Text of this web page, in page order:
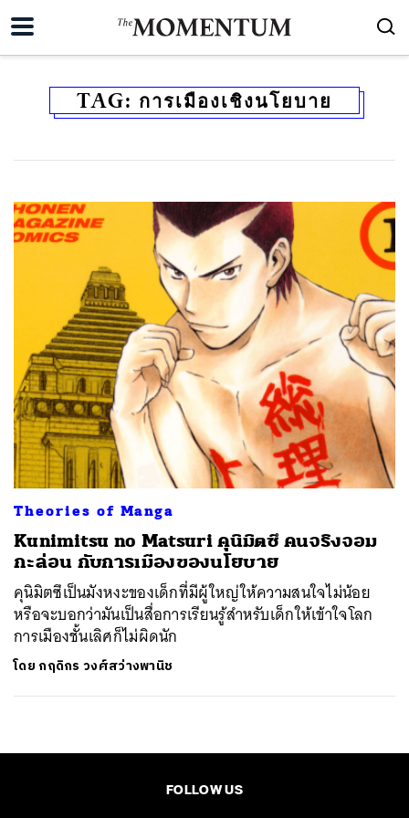
TAG: การเมืองเชิงนโยบาย
Theories of Manga
Kunimitsu no Matsuri คุนิมิตซึ คนจริงจอม
กะล่อน กับการเมืองของนโยบาย
คุนิมิตซึเป็นมังหงะของเด็กที่มีผู้ใหญ่ให้ความสนใจไม่น้อย
หรือจะบอกว่ามันเป็นสื่อการเรียนรู้สำหรับเด็กให้เข้าใจโลก
การเมืองชั้นเลิศก็ไม่ผิดนัก
โดย กฤดิกร วงศ์สว่างพานิช
FOLLOW US
ค้นหา
SHARE TWEET LINE EMAIL